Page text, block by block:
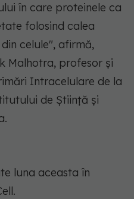
în care proteinele ca
folosind calea
celule", afirmă,
Malhotra, profesor și
Intracelulare de la
de Știință și
luna aceasta în